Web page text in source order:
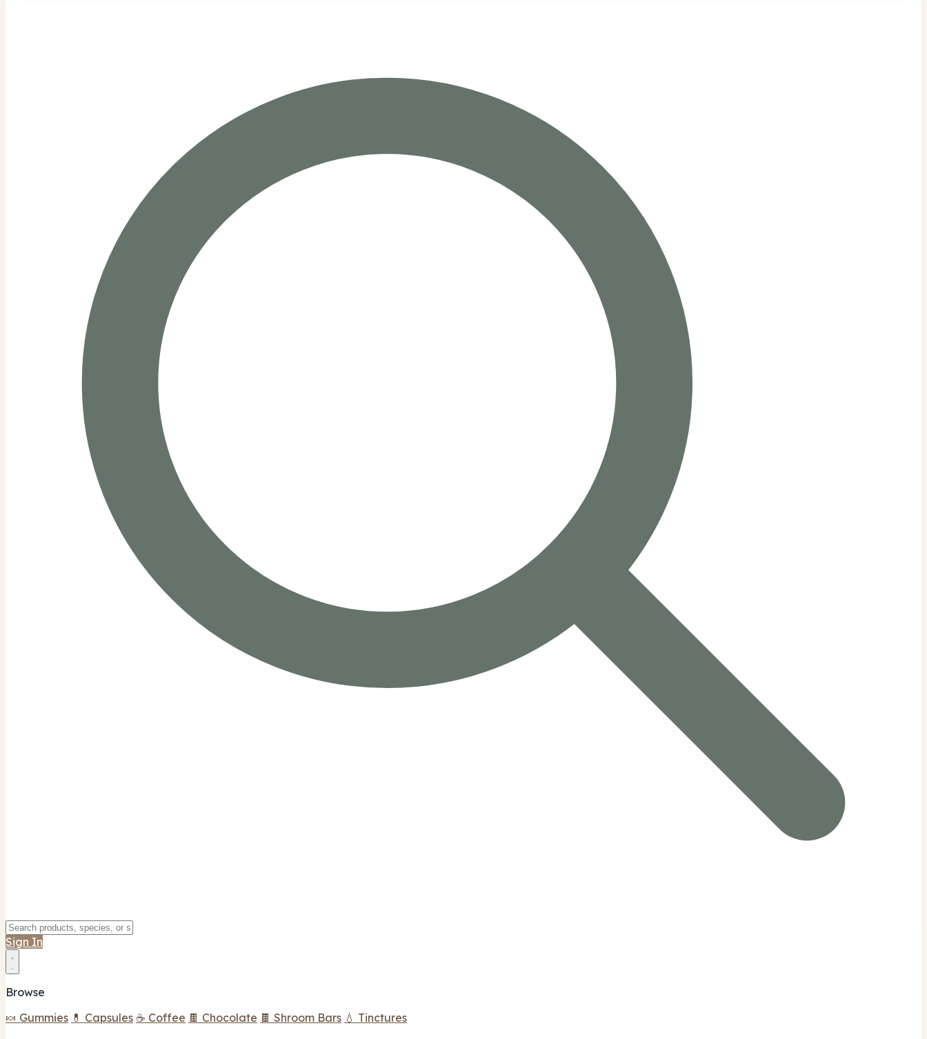
Sign In
Browse
🍬 Gummies 💊 Capsules ☕ Coffee 🍫 Chocolate 🍫 Shroom Bars 💧 Tinctures